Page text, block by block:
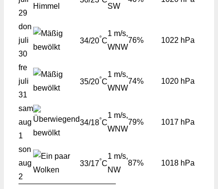
29
SW
don
juli
30
34/20°C
1 m/s,
WNW
76% 1022 hPa
fre
juli
31
35/20°C
1 m/s,
WNW
74% 1020 hPa
sam
aug
1
34/18°C
1 m/s,
WNW
79% 1017 hPa
son
aug
2
33/17°C
1 m/s,
NW
87% 1018 hPa